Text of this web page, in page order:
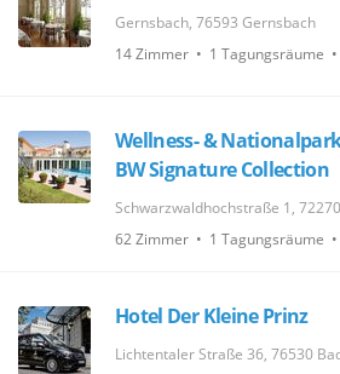
Gernsbach, 76593 Gernsbach
14 Zimmer • 1 Tagungsräume
Wellness- &
BW Signature Collection
Schwarzwaldhochstraße 1,
62 Zimmer • 1 Tagungsräume
Hotel Der Kleine Prinz
Lichtentaler Straße 36, 76530